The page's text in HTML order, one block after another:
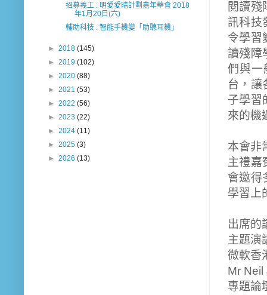
閱讀殘
訊科技
令學習
讀殘障
們與一
台，讓
子學習
來的機
本會非
主禮嘉
會邀得
學習上
出席的
主題演
微軟香
Mr
專題論
招募義工 : 明愛愛晴計劃嘉年華會 2018
年1月20日(六)
輔助科技 : 智能手機變「助聽耳機」
► 2018 (145)
► 2019 (102)
► 2020 (88)
► 2021 (53)
► 2022 (56)
► 2023 (22)
► 2024 (11)
► 2025 (3)
► 2026 (13)